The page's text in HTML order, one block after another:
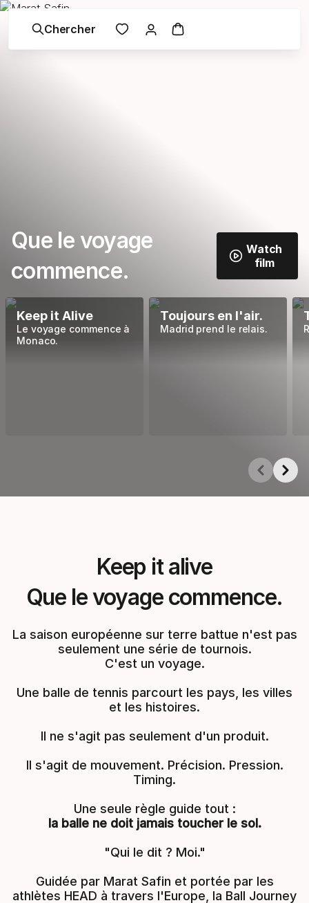
Chercher
Que le voyage
commence.
Watch
film
Keep it Alive
Le voyage commence à
Monaco.
Toujours en l'air.
Madrid prend le relais.
Keep it alive
Que le voyage commence.
La saison européenne sur terre battue n'est pas
seulement une série de tournois.
C'est un voyage.
Une balle de tennis parcourt les pays, les villes
et les histoires.
Il ne s'agit pas seulement d'un produit.
Il s'agit de mouvement. Précision. Pression.
Timing.
Une seule règle guide tout :
la balle ne doit jamais toucher le sol.
"Qui le dit ? Moi."
Guidée par Marat Safin et portée par les
athlètes HEAD à travers l'Europe, la Ball Journey